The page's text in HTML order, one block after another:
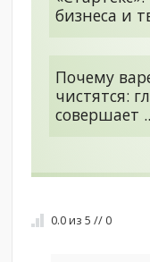
бизнеса и
Почему
чистятся:
совершает
0.0из5 // 0